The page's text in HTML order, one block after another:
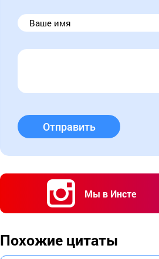
Отправить
Мы в Инсте
Похожие цитаты